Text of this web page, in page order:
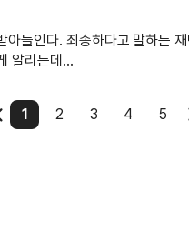
들인다. 죄송하다고 말하는
알리는데...
1 2 3 4 5